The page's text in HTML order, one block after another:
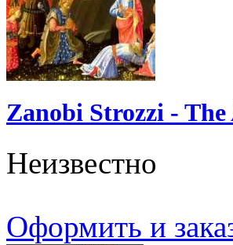
Zanobi Strozzi -
Неизвестно
Оформить и